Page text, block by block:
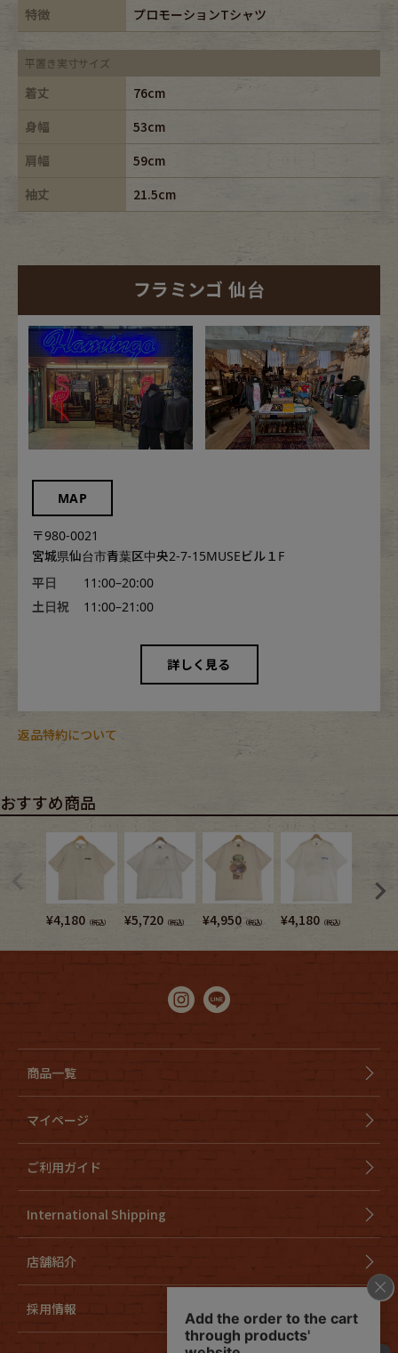
特徴
プロモーションTシャツ
平置き実寸サイズ
着丈
76cm
身幅
53cm
肩幅
59cm
袖丈
21.5cm
フラミンゴ 仙台
MAP
〒980-0021
宮城県仙台市青葉区中央2-7-15MUSEビル１F
平日
11:00–20:00
土日祝
11:00–21:00
詳しく見る
返品特約について
おすすめ商品
¥4,180 （税込） ¥5,720 （税込） ¥4,950 （税込） ¥4,180 （税込）
商品一覧
マイページ
ご利用ガイド
International Shipping
店舗紹介
採用情報